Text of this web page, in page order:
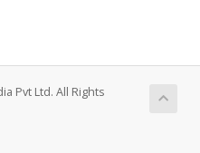
Pvt Ltd. All Rights